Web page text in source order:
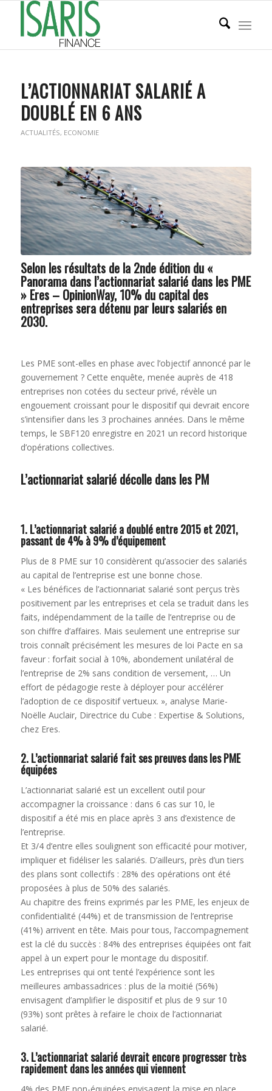
L’ACTIONNARIAT SALARIÉ A
DOUBLÉ EN 6 ANS
ACTUALITÉS, ECONOMIE
Selon les résultats de la 2nde édition du «
Panorama dans l’actionnariat salarié dans les PME
» Eres – OpinionWay, 10% du capital des
entreprises sera détenu par leurs salariés en
2030.
Les PME sont-elles en phase avec l’objectif annoncé par le
gouvernement ? Cette enquête, menée auprès de 418
entreprises non cotées du secteur privé, révèle un
engouement croissant pour le dispositif qui devrait encore
s’intensifier dans les 3 prochaines années. Dans le même
temps, le SBF120 enregistre en 2021 un record historique
d’opérations collectives.
L’actionnariat salarié décolle dans les PM
1. L’actionnariat salarié a doublé entre 2015 et 2021,
passant de 4% à 9% d’équipement
Plus de 8 PME sur 10 considèrent qu’associer des salariés
au capital de l’entreprise est une bonne chose.
« Les bénéfices de l’actionnariat salarié sont perçus très
positivement par les entreprises et cela se traduit dans les
faits, indépendamment de la taille de l’entreprise ou de
son chiffre d’affaires. Mais seulement une entreprise sur
trois connaît précisément les mesures de loi Pacte en sa
faveur : forfait social à 10%, abondement unilatéral de
l’entreprise de 2% sans condition de versement, … Un
effort de pédagogie reste à déployer pour accélérer
l’adoption de ce dispositif vertueux. », analyse Marie-
Noëlle Auclair, Directrice du Cube : Expertise & Solutions,
chez Eres.
2. L’actionnariat salarié fait ses preuves dans les PME
équipées
L’actionnariat salarié est un excellent outil pour
accompagner la croissance : dans 6 cas sur 10, le
dispositif a été mis en place après 3 ans d’existence de
l’entreprise.
Et 3/4 d’entre elles soulignent son efficacité pour motiver,
impliquer et fidéliser les salariés. D’ailleurs, près d’un tiers
des plans sont collectifs : 28% des opérations ont été
proposées à plus de 50% des salariés.
Au chapitre des freins exprimés par les PME, les enjeux de
confidentialité (44%) et de transmission de l’entreprise
(41%) arrivent en tête. Mais pour tous, l’accompagnement
est la clé du succès : 84% des entreprises équipées ont fait
appel à un expert pour le montage du dispositif.
Les entreprises qui ont tenté l’expérience sont les
meilleures ambassadrices : plus de la moitié (56%)
envisagent d’amplifier le dispositif et plus de 9 sur 10
(93%) sont prêtes à refaire le choix de l’actionnariat
salarié.
3. L’actionnariat salarié devrait encore progresser très
rapidement dans les années qui viennent